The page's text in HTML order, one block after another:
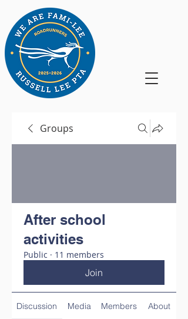
Groups
After school
activities
Public · 11 members
Join
Discussion Media Members About